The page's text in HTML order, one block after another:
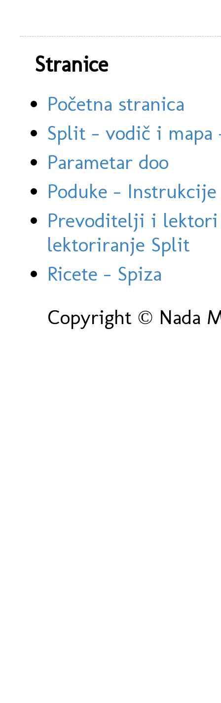
Stranice
Početna stranica
Split - vodič i
Parametar doo
Poduke -
Prevoditelji i
lektoriranje Split
Ricete - Spiza
Copyright © Nada